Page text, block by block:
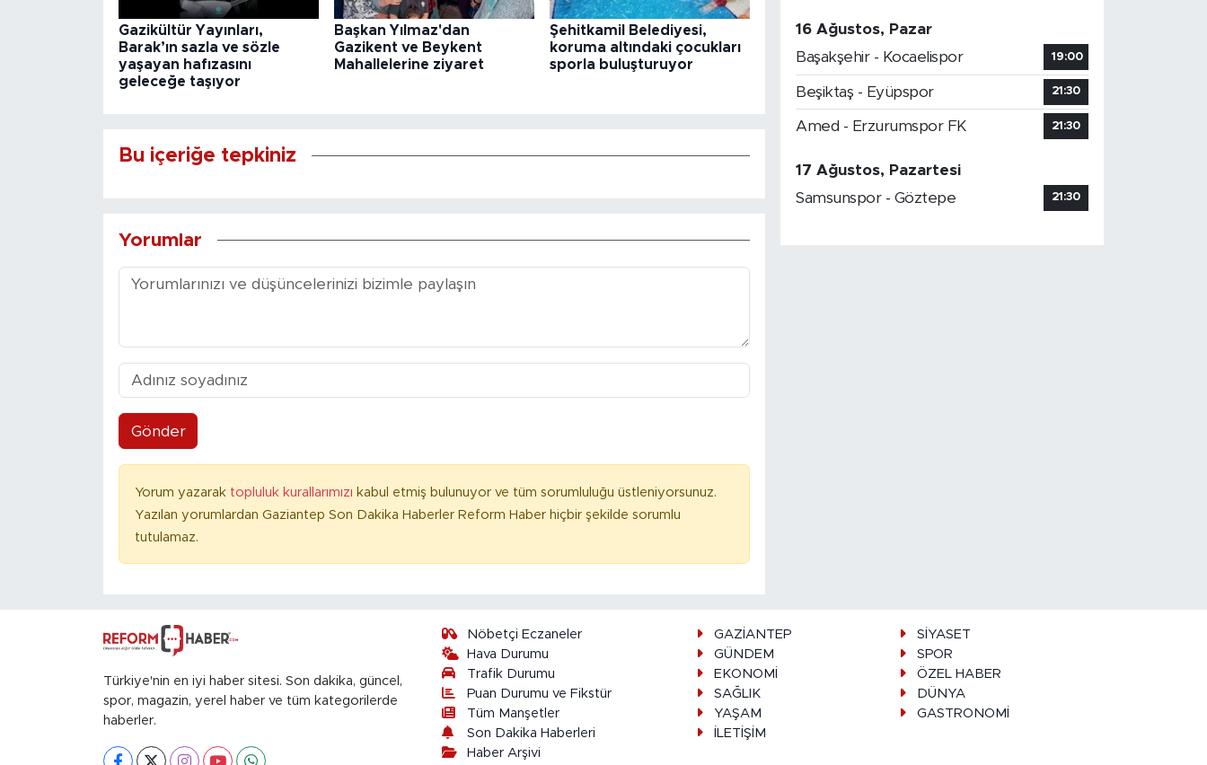
Gazikültür Yayınları,
Barak’ın sazla ve sözle
yaşayan hafızasını
geleceğe taşıyor
Başkan Yılmaz'dan
Gazikent ve Beykent
Mahallelerine ziyaret
Şehitkamil Belediyesi,
koruma altındaki çocukları
sporla buluşturuyor
Bu içeriğe tepkiniz
Yorumlar
Gönder
Yorum yazarak topluluk kurallarımızı kabul etmiş bulunuyor ve tüm sorumluluğu üstleniyorsunuz.
Yazılan yorumlardan Gaziantep Son Dakika Haberler Reform Haber hiçbir şekilde sorumlu
tutulamaz.
16 Ağustos, Pazar
Başakşehir - Kocaelispor
19:00
Beşiktaş - Eyüpspor 21:30
Amed - Erzurumspor FK 21:30
17 Ağustos, Pazartesi
Samsunspor - Göztepe
21:30
Türkiye'nin en iyi haber sitesi. Son dakika, güncel,
spor, magazin, yerel haber ve tüm kategorilerde
haberler.
Nöbetçi Eczaneler
Hava Durumu
Trafik Durumu
Puan Durumu ve Fikstür
Tüm Manşetler
Son Dakika Haberleri
Haber Arşivi
GAZİANTEP
SİYASET
GÜNDEM
SPOR
EKONOMİ
ÖZEL HABER
SAĞLIK
DÜNYA
YAŞAM
GASTRONOMİ
İLETİŞİM